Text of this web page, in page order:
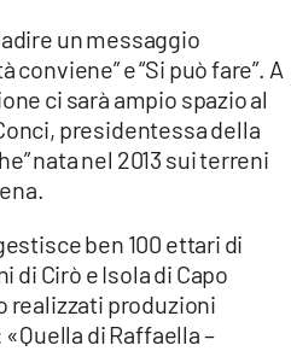
un messaggio
e “Si può fare”. A
ci sarà ampio spazio al
presidentessa della
nata nel 2013 sui terreni
ben 100 ettari di
Cirò e Isola di Capo
realizzati produzioni
di Raffaella –